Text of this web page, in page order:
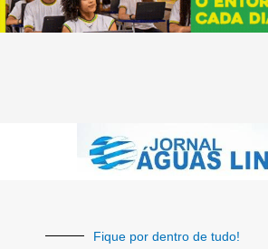
Fique por dentro de tudo!